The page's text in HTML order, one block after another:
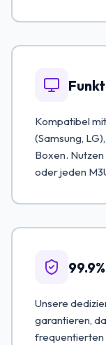
Kompatibel
(Samsung,
Boxen.
oder jeden
Unsere
garantieren,
frequentierten